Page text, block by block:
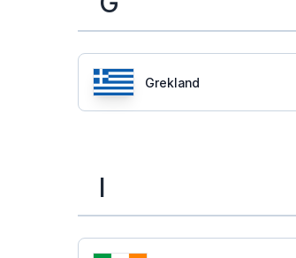
Grekland
I